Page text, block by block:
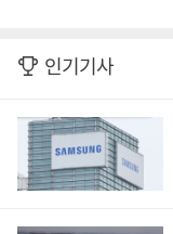
인기기사